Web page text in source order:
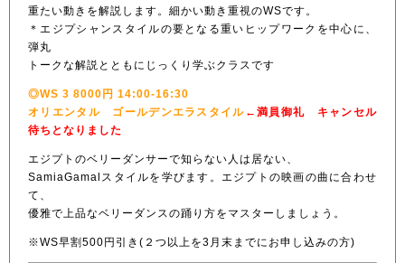
重たい動きを解説します。細かい動き重視のWSです。
＊エジプシャンスタイルの要となる重いヒップワークを中心に、
弾丸
トークな解説とともにじっくり学ぶクラスです
◎WS 3 8000円 14:00-16:30
オリエンタル ゴールデンエラスタイル ←満員御礼 キャンセル
待ちとなりました
エジプトのベリーダンサーで知らない人は居ない、
SamiaGamalスタイルを学びます。エジプトの映画の曲に合わせ
て、
優雅で上品なベリーダンスの踊り方をマスターしましょう。
※WS早割500円引き(２つ以上を3月末までにお申し込みの方)